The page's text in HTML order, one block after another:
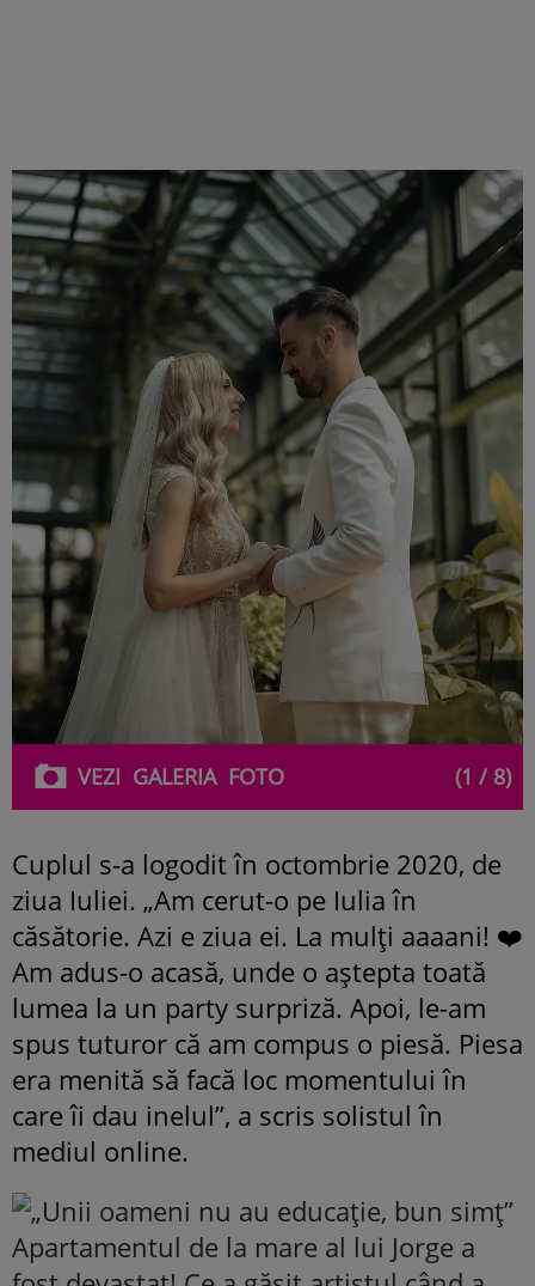
VEZI GALERIAFOTO (1 / 8)
Cuplul s-a logodit în octombrie 2020, de
ziua Iuliei. „Am cerut-o pe Iulia în
căsătorie. Azi e ziua ei. La mulți aaaani! ❤️
Am adus-o acasă, unde o aștepta toată
lumea la un party surpriză. Apoi, le-am
spus tuturor că am compus o piesă. Piesa
era menită să facă loc momentului în
care îi dau inelul”, a scris solistul în
mediul online.